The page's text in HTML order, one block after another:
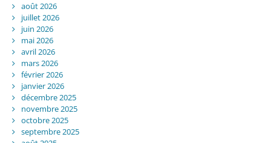
août 2026
juillet 2026
juin 2026
mai 2026
avril 2026
mars 2026
février 2026
janvier 2026
décembre 2025
novembre 2025
octobre 2025
septembre 2025